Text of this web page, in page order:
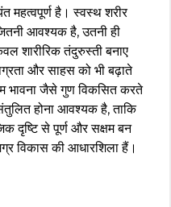
महत्वपूर्ण है। स्वस्थ शरीर
आवश्यक है, उतनी ही
शारीरिक तंदुरुस्ती बनाए
और साहस को भी बढ़ाते
भावना जैसे गुण विकसित करते
होना आवश्यक है, ताकि
दृष्टि से पूर्ण और सक्षम बन
की आधारशिला हैं।